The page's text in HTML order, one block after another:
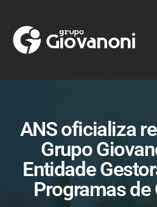
ANS oficializa
Grupo
Entidade
Programas de